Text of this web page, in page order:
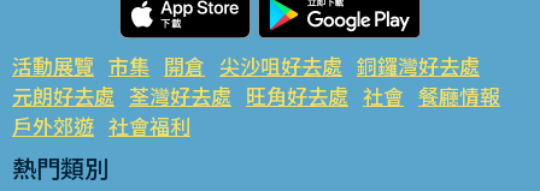
活動展覽 市集 開倉 尖沙咀好去處 銅鑼灣好去處
元朗好去處 荃灣好去處 旺角好去處 社會 餐廳情報
戶外郊遊 社會福利
熱門類別